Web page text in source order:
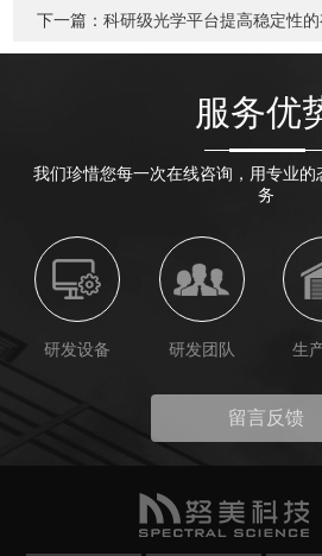
下一篇：科研级光学平台提高稳定性
服务优
我们珍惜您每一次在线咨询，用专业
务
研发设备 研发团队 生
留言反馈